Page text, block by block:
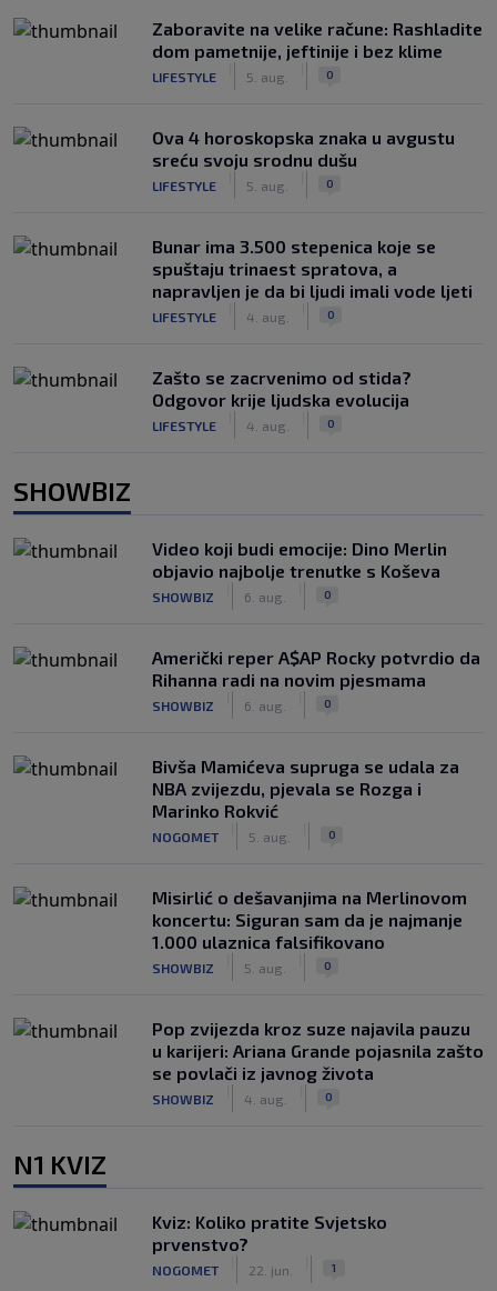
Zaboravite na velike račune: Rashladite
dom pametnije, jeftinije i bez klime
LIFESTYLE 5. aug. 0
Ova 4 horoskopska znaka u avgustu
sreću svoju srodnu dušu
LIFESTYLE 5. aug. 0
Bunar imа 3.500 stepenica koje se
spuštaju trinaest spratova, a
napravljen je da bi ljudi imali vode ljeti
LIFESTYLE 4. aug. 0
Zašto se zacrvenimo od stida?
Odgovor krije ljudska evolucija
LIFESTYLE 4. aug. 0
SHOWBIZ
Video koji budi emocije: Dino Merlin
objavio najbolje trenutke s Koševa
SHOWBIZ 6. aug. 0
Američki reper A$AP Rocky potvrdio da
Rihanna radi na novim pjesmama
SHOWBIZ 6. aug. 0
Bivša Mamićeva supruga se udala za
NBA zvijezdu, pjevala se Rozga i
Marinko Rokvić
NOGOMET 5. aug. 0
Misirlić o dešavanjima na Merlinovom
koncertu: Siguran sam da je najmanje
1.000 ulaznica falsifikovano
SHOWBIZ 5. aug. 0
Pop zvijezda kroz suze najavila pauzu
u karijeri: Ariana Grande pojasnila zašto
se povlači iz javnog života
SHOWBIZ 4. aug. 0
N1 KVIZ
Kviz: Koliko pratite Svjetsko
prvenstvo?
NOGOMET 22. jun. 1